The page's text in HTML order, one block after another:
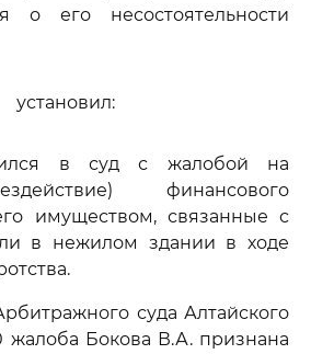
о его несостоятельности
установил:
в суд с жалобой на
финансового
имуществом, связанные с
в нежилом здании в ходе
суда Алтайского
жалоба Бокова В.А. признана